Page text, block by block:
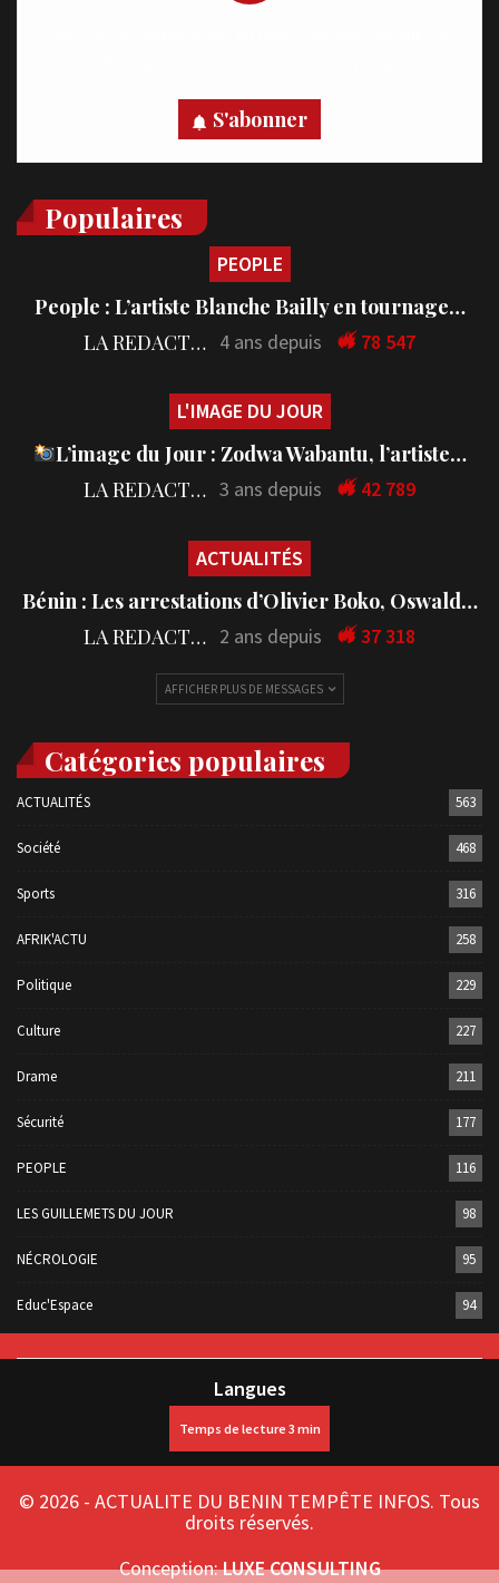
S'abonner
Populaires
PEOPLE
People : L’artiste Blanche Bailly en tournage…
LA REDACTION 4 ans depuis 78 547
L'IMAGE DU JOUR
L’image du Jour : Zodwa Wabantu, l’artiste…
LA REDACTION 3 ans depuis 42 789
ACTUALITÉS
Bénin : Les arrestations d’Olivier Boko, Oswald…
LA REDACTION 2 ans depuis 37 318
AFFICHER PLUS DE MESSAGES
Catégories populaires
ACTUALITÉS 563
Société 468
Sports 316
AFRIK'ACTU 258
Politique 229
Culture 227
Drame 211
Sécurité 177
PEOPLE 116
LES GUILLEMETS DU JOUR 98
NÉCROLOGIE 95
Educ'Espace 94
Langues
© 2026 - ACTUALITE DU BENIN TEMPÊTE INFOS. Tous
droits réservés.
Conception:LUXE CONSULTING